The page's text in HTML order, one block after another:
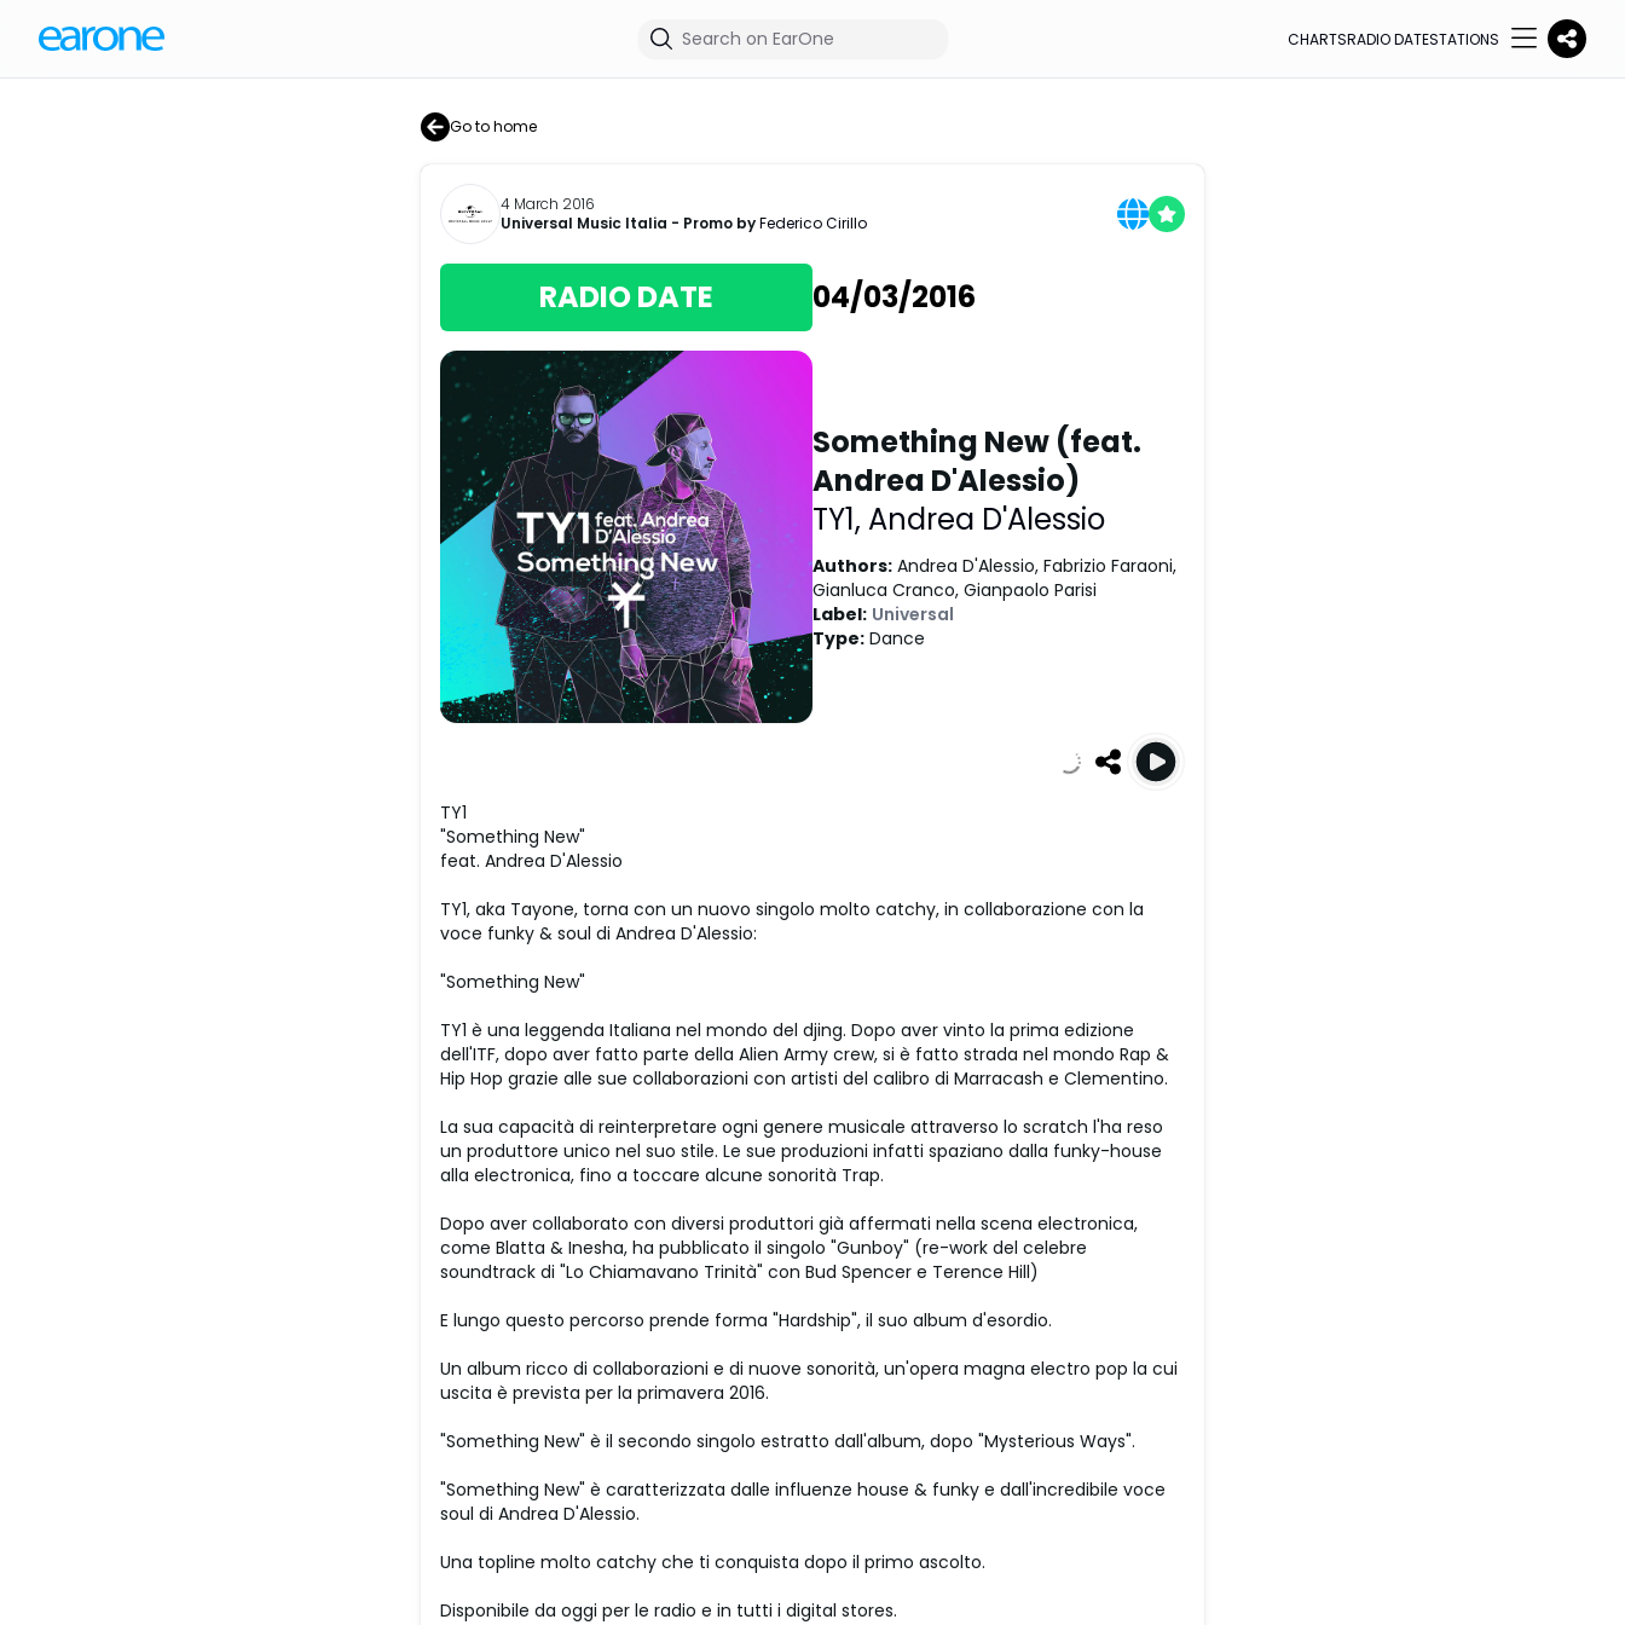
CHARTSRADIO DATESTATIONS
Go to home
4 March 2016
Universal Music Italia - Promo byFederico Cirillo
RADIO DATE 04/03/2016
Something New (feat.
Andrea D'Alessio)
TY1, Andrea D'Alessio
Authors: Andrea D'Alessio, Fabrizio Faraoni,
Gianluca Cranco, Gianpaolo Parisi
Label: Universal
Type: Dance
TY1
"Something New"
feat. Andrea D'Alessio
TY1, aka Tayone, torna con un nuovo singolo molto catchy, in collaborazione con la
voce funky & soul di Andrea D'Alessio:
"Something New"
TY1 è una leggenda Italiana nel mondo del djing. Dopo aver vinto la prima edizione
dell'ITF, dopo aver fatto parte della Alien Army crew, si è fatto strada nel mondo Rap &
Hip Hop grazie alle sue collaborazioni con artisti del calibro di Marracash e Clementino.
La sua capacità di reinterpretare ogni genere musicale attraverso lo scratch l'ha reso
un produttore unico nel suo stile. Le sue produzioni infatti spaziano dalla funky-house
alla electronica, fino a toccare alcune sonorità Trap.
Dopo aver collaborato con diversi produttori già affermati nella scena electronica,
come Blatta & Inesha, ha pubblicato il singolo "Gunboy" (re-work del celebre
soundtrack di "Lo Chiamavano Trinità" con Bud Spencer e Terence Hill)
E lungo questo percorso prende forma "Hardship", il suo album d'esordio.
Un album ricco di collaborazioni e di nuove sonorità, un'opera magna electro pop la cui
uscita è prevista per la primavera 2016.
"Something New" è il secondo singolo estratto dall'album, dopo "Mysterious Ways".
"Something New" è caratterizzata dalle influenze house & funky e dall'incredibile voce
soul di Andrea D'Alessio.
Una topline molto catchy che ti conquista dopo il primo ascolto.
Disponibile da oggi per le radio e in tutti i digital stores.